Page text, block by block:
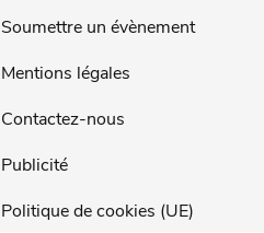
Soumettre un évènement
Mentions légales
Contactez-nous
Publicité
Politique de cookies (UE)